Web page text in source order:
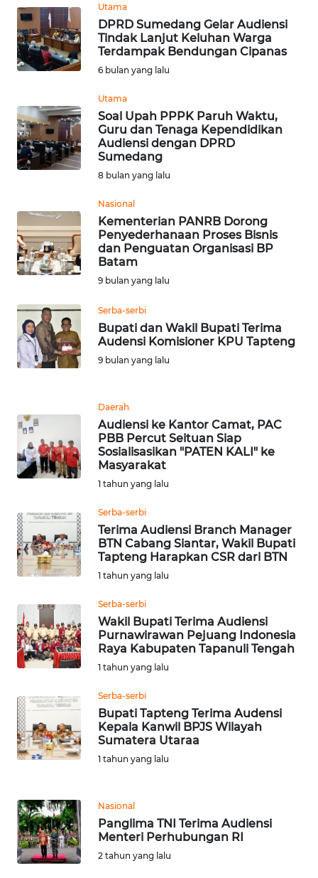
Utama
DPRD Sumedang Gelar Audiensi
Tindak Lanjut Keluhan Warga
Terdampak Bendungan Cipanas
6 bulan yang lalu
Utama
Soal Upah PPPK Paruh Waktu,
Guru dan Tenaga Kependidikan
Audiensi dengan DPRD
Sumedang
8 bulan yang lalu
Nasional
Kementerian PANRB Dorong
Penyederhanaan Proses Bisnis
dan Penguatan Organisasi BP
Batam
9 bulan yang lalu
Serba-serbi
Bupati dan Wakil Bupati Terima
Audensi Komisioner KPU Tapteng
9 bulan yang lalu
Daerah
Audiensi ke Kantor Camat, PAC
PBB Percut Seituan Siap
Sosialisasikan "PATEN KALI" ke
Masyarakat
1 tahun yang lalu
Serba-serbi
Terima Audiensi Branch Manager
BTN Cabang Siantar, Wakil Bupati
Tapteng Harapkan CSR dari BTN
1 tahun yang lalu
Serba-serbi
Wakil Bupati Terima Audiensi
Purnawirawan Pejuang Indonesia
Raya Kabupaten Tapanuli Tengah
1 tahun yang lalu
Serba-serbi
Bupati Tapteng Terima Audensi
Kepala Kanwil BPJS Wilayah
Sumatera Utaraa
1 tahun yang lalu
Nasional
Panglima TNI Terima Audiensi
Menteri Perhubungan RI
2 tahun yang lalu
KARIR
DISCLAIMER
Regional
WN
SUMUT
JAKARTA
WN
JABAR
WN
BANTEN
WN
WN
KEPRI
WN
PAPUA
WN
PAPUA
BARAT
RIAU
WN
SERAMBI
JAMBI
WN
SULTRA
WN
NTB
WN
SULTENG